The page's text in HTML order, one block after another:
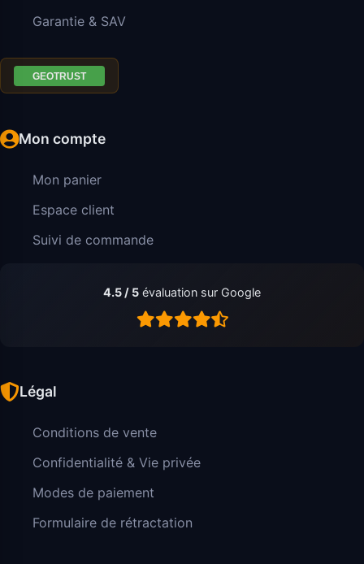
Garantie & SAV
Mon compte
Mon panier
Espace client
Suivi de commande
4.5 / 5 évaluation sur Google
Légal
Conditions de vente
Confidentialité & Vie privée
Modes de paiement
Formulaire de rétractation